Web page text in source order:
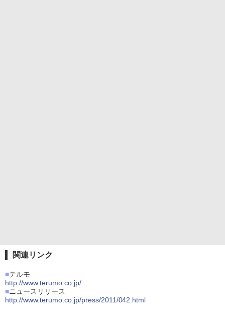
関連リンク
■テルモ
http://www.terumo.co.jp/
■ニュースリリース
http://www.terumo.co.jp/press/2011/042.html